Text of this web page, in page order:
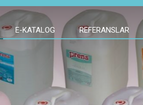
E-KATALOG REFERANSLAR